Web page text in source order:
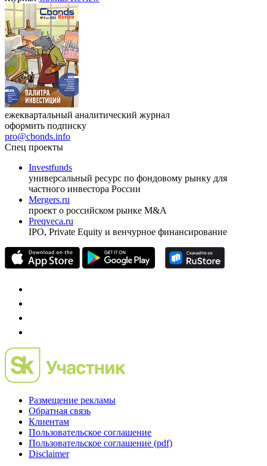
ежеквартальный аналитический журнал
оформить подписку
pro@cbonds.info
Спец проекты
Investfunds
универсальный ресурс по фондовому рынку для
частного инвестора России
Mergers.ru
проект о российском рынке M&A
Preqveca.ru
IPO, Private Equity и венчурное финансирование
Размещение рекламы
Обратная связь
Клиентам
Пользовательское соглашение
Пользовательское соглашение (pdf)
Disclaimer